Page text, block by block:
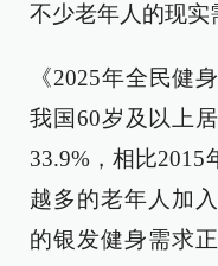
不少老年人的现实
《2025年全民健
我国60岁及以上
33.9%，相比
越多的老年人加
的银发健身需求